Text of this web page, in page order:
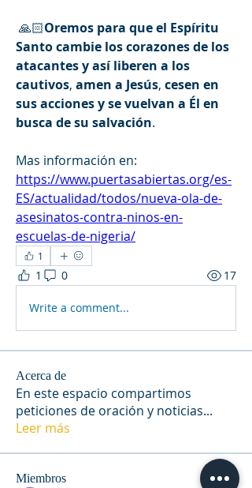
🙏🏻Oremos para queel Espíritu
Santocambie loscorazonesde los
atacantesyasí liberen a los
cautivos, amen a Jesús, cesen en
susaccionesysevuelvan a Él en
busca desu salvación.
Mas información en:
https://www.puertasabiertas.org/es-
ES/actualidad/todos/nueva-ola-de-
asesinatos-contra-ninos-en-
escuelas-de-nigeria/
1
1 0 17
Write a comment...
Acerca de
En este espacio compartimos
peticiones de oración y noticias...
Leer más
Miembros